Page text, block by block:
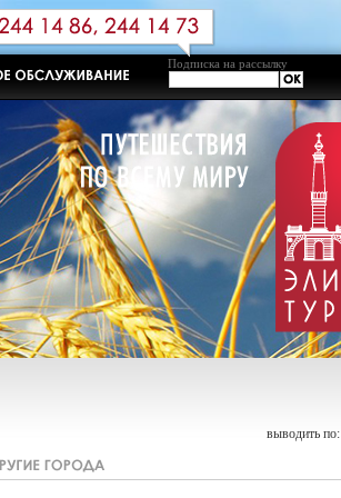
Подписка на рассылку
выводить по: